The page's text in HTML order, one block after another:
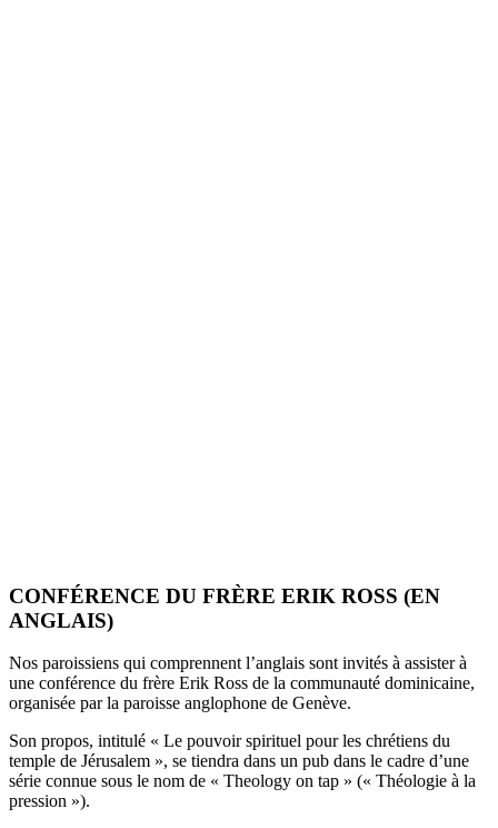
CONFÉRENCE DU FRÈRE ERIK ROSS (EN
ANGLAIS)
Nos paroissiens qui comprennent l’anglais sont invités à assister à
une conférence du frère Erik Ross de la communauté dominicaine,
organisée par la paroisse anglophone de Genève.
Son propos, intitulé « Le pouvoir spirituel pour les chrétiens du
temple de Jérusalem », se tiendra dans un pub dans le cadre d’une
série connue sous le nom de « Theology on tap » (« Théologie à la
pression »).